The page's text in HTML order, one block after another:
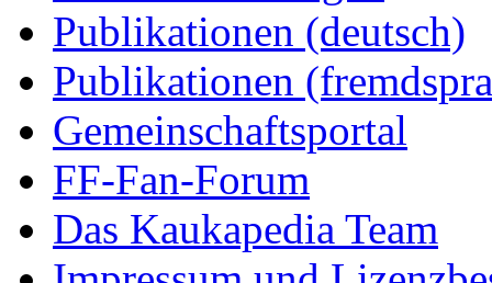
Publikationen (deutsch)
Publikationen
Gemeinschaftsportal
FF-Fan-Forum
Das Kaukapedia Team